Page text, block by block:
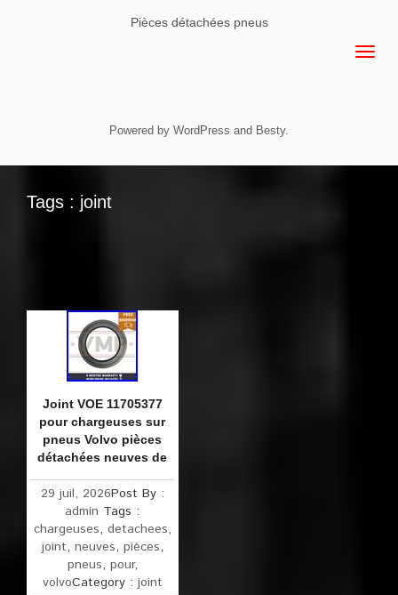
Pièces détachées pneus
Powered by WordPress and Besty.
Tags : joint
Joint VOE 11705377
pour chargeuses sur
pneus Volvo pièces
détachées neuves de
29 juil, 2026Post By :
admin Tags :
chargeuses, detachees,
joint, neuves, pièces,
pneus, pour,
volvoCategory : joint